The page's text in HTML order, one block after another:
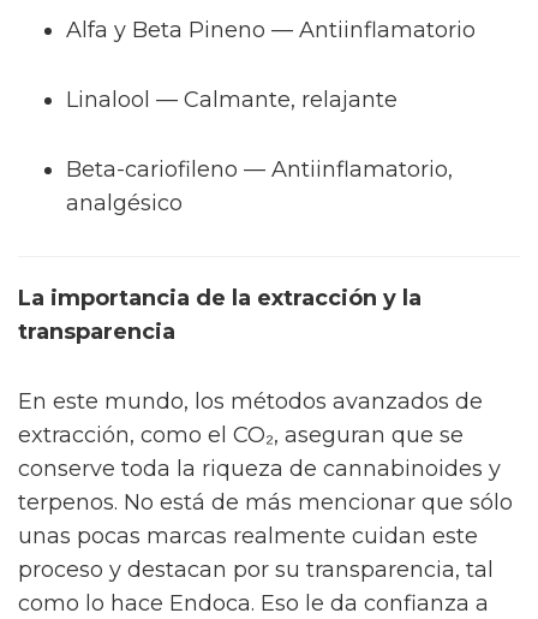
Alfa y Beta Pineno — Antiinflamatorio
Linalool — Calmante, relajante
Beta-cariofileno — Antiinflamatorio,
analgésico
La importancia de la extracción y la
transparencia
En este mundo, los métodos avanzados de
extracción, como el CO₂, aseguran que se
conserve toda la riqueza de cannabinoides y
terpenos. No está de más mencionar que sólo
unas pocas marcas realmente cuidan este
proceso y destacan por su transparencia, tal
como lo hace Endoca. Eso le da confianza a